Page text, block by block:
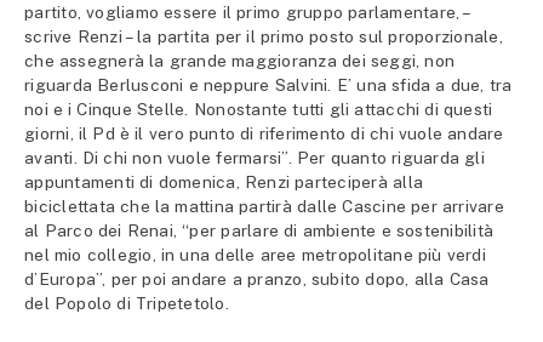
partito, vogliamo essere il primo gruppo parlamentare, –
scrive Renzi – la partita per il primo posto sul proporzionale,
che assegnerà la grande maggioranza dei seggi, non
riguarda Berlusconi e neppure Salvini. E’ una sfida a due, tra
noi e i Cinque Stelle. Nonostante tutti gli attacchi di questi
giorni, il Pd è il vero punto di riferimento di chi vuole andare
avanti. Di chi non vuole fermarsi”. Per quanto riguarda gli
appuntamenti di domenica, Renzi parteciperà alla
biciclettata che la mattina partirà dalle Cascine per arrivare
al Parco dei Renai, “per parlare di ambiente e sostenibilità
nel mio collegio, in una delle aree metropolitane più verdi
d’Europa”, per poi andare a pranzo, subito dopo, alla Casa
del Popolo di Tripetetolo.